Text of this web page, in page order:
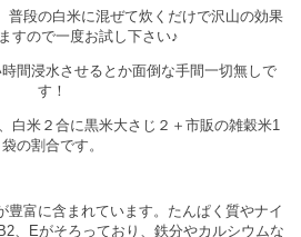
普段の白米に混ぜて炊くだけで沢山の効果
すので一度お試し下さい♪
間浸水させるとか面倒な手間一切無しで
す！
白米２合に黒米大さじ２＋市販の雑穀米1
袋の割合です。
豊富に含まれています。たんぱく質やナイ
、Eがそろっており、鉄分やカルシウムな